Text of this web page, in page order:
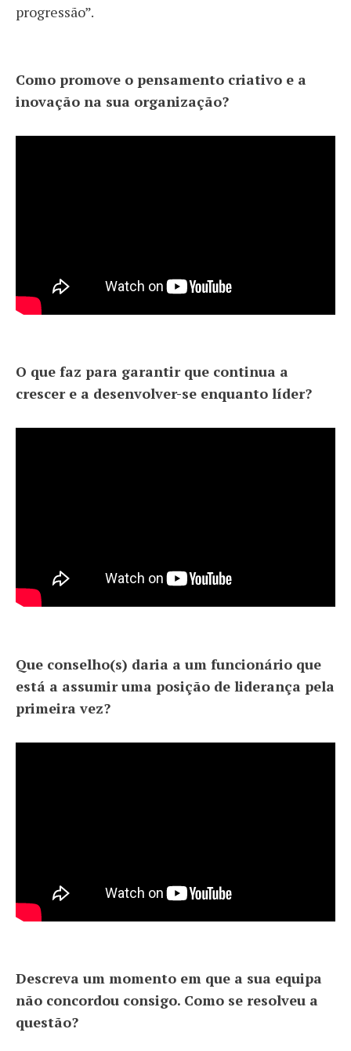
progressão”.
Como promove o pensamento criativo e a
inovação na sua organização?
O que faz para garantir que continua a
crescer e a desenvolver-se enquanto líder?
Que conselho(s) daria a um funcionário que
está a assumir uma posição de liderança pela
primeira vez?
Descreva um momento em que a sua equipa
não concordou consigo. Como se resolveu a
questão?